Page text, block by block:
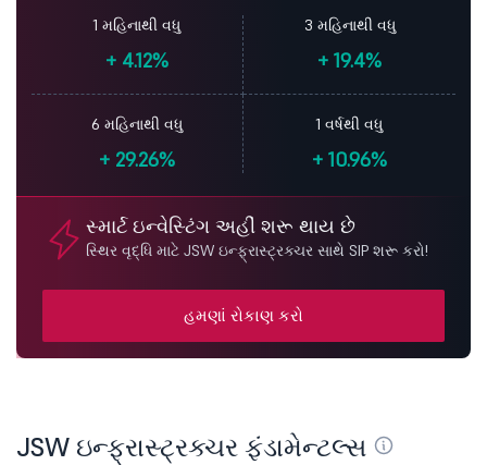
1 મહિનાથી વધુ
+ 4.12%
3 મહિનાથી વધુ
+ 19.4%
6 મહિનાથી વધુ
+ 29.26%
1 વર્ષથી વધુ
+ 10.96%
સ્માર્ટ ઇન્વેસ્ટિંગ અહીં શરૂ થાય છે
સ્થિર વૃદ્ધિ માટે JSW ઇન્ફ્રાસ્ટ્રક્ચર સાથે SIP શરૂ કરો!
હમણાં રોકાણ કરો
JSW ઇન્ફ્રાસ્ટ્રક્ચર ફંડામેન્ટલ્સ